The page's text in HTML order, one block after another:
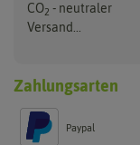
CO2 - neutraler
Versand...
Zahlungsarten
Paypal